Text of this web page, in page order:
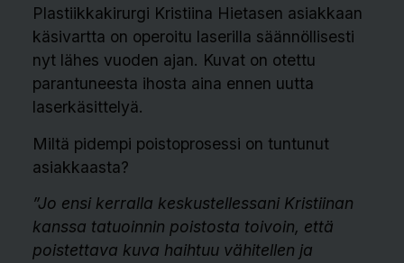
Plastiikkakirurgi Kristiina Hietasen asiakkaan
käsivartta on operoitu laserilla säännöllisesti
nyt lähes vuoden ajan. Kuvat on otettu
parantuneesta ihosta aina ennen uutta
laserkäsittelyä.
Miltä pidempi poistoprosessi on tuntunut
asiakkaasta?
”Jo ensi kerralla keskustellessani Kristiinan
kanssa tatuoinnin poistosta toivoin, että
poistettava kuva haihtuu vähitellen ja